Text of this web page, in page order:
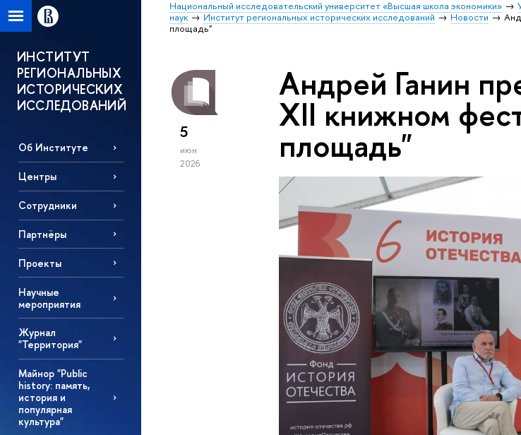
Национальный исследовательский университет «Высшая школа экономики»
наук
Институт региональных исторических исследований Новости
площадь"
ИНСТИТУТ
РЕГИОНАЛЬНЫХ
ИСТОРИЧЕСКИХ
ИССЛЕДОВАНИЙ
Об Институте
Центры
Сотрудники
Партнёры
Проекты
Научные
мероприятия
Журнал
"Территория"
Майнор "Public
history: память,
история и
популярная
культура"
5
июн
2026
Андрей Ганин
XII книжном
площадь"